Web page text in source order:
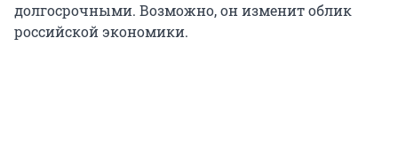
долгосрочными. Возможно, он изменит облик
российской экономики.